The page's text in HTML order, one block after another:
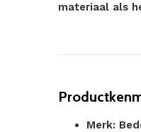
materiaal als
Merk: